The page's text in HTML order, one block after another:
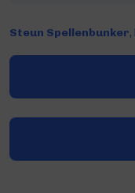
Steun Spellenbunker